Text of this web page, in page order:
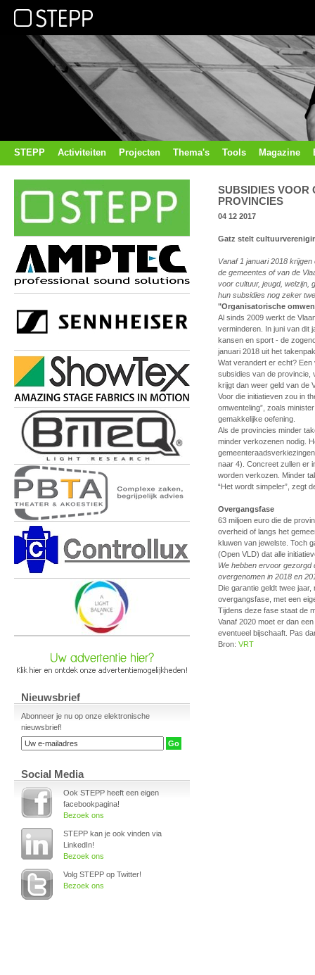
STEPP Activiteiten Projecten Thema's Tools Magazine
Nieuwsbrief
Abonneer je nu op onze elektronische
nieuwsbrief!
Social Media
Ook STEPP heeft een eigen
facebookpagina!
Bezoek ons
STEPP kan je ook vinden via
LinkedIn!
Bezoek ons
Volg STEPP op Twitter!
Bezoek ons
SUBSIDIES VOOR
PROVINCIES
04 12 2017
Gatz stelt
Vanaf 1 januari 2018
de gemeentes of van de
voor cultuur, jeugd, welzijn,
hun subsidies nog zeker
"Organisatorische
Al sinds 2009 werkt de
verminderen. In juni van dit
kansen en sport - de
januari 2018 uit het
Wat verandert er echt? Een
subsidies van de provincie,
krijgt dan weer geld van de
Voor die initiatieven zou in
omwenteling”, zoals
gemakkelijke oefening.
Als de provincies minder
minder verkozenen nodig.
naar 4). Concreet zullen er
worden verkozen. Minder
“Het wordt simpeler”, zegt
Overgangsfase
63 miljoen euro die de
overheid of langs het
kluwen van jewelste. Toch
(Open VLD) dat alle
We hebben ervoor gezorgd
overgenomen in 2018 en
Die garantie geldt twee
overgangsfase, met een
Tijdens deze fase staat de
Vanaf 2020 moet er dan
eventueel bijschaaft. Pas
Bron: VRT